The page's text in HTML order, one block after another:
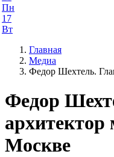
Пн
17
Вт
Главная
Медиа
Федор Шехтель.
Федор
архитектор
Москве